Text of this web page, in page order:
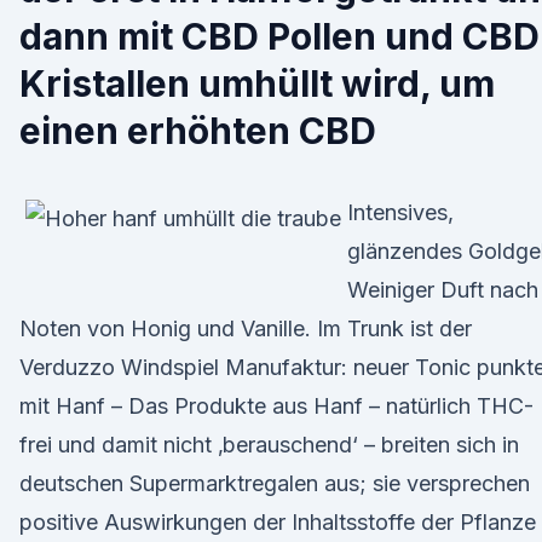
dann mit CBD Pollen und CBD
Kristallen umhüllt wird, um
einen erhöhten CBD
Intensives,
glänzendes
Weiniger Duft nach
Noten von Honig und Vanille. Im Trunk ist der
Verduzzo Windspiel Manufaktur: neuer Tonic
mit Hanf – Das Produkte aus Hanf – natürlich THC-
frei und damit nicht ‚berauschend‘ – breiten sich in
deutschen Supermarktregalen aus; sie versprechen
positive Auswirkungen der Inhaltsstoffe der Pflanze